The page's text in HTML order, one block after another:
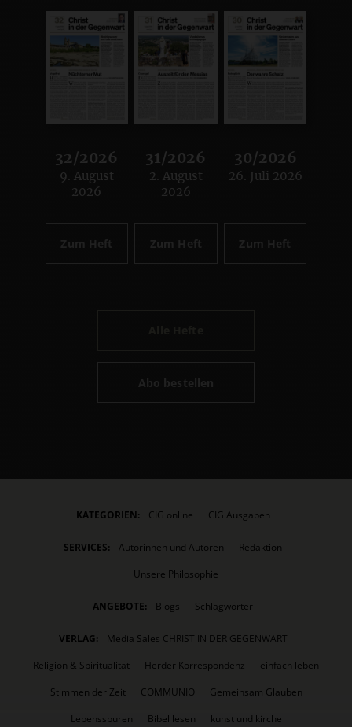
32/2026
:
9. August
2026
Zum Heft
31/2026
:
2. August
2026
Zum Heft
30/2026
:
26. Juli 2026
Zum Heft
Abo bestellen
KATEGORIEN: CIG online CIG Ausgaben
SERVICES: Autorinnen und Autoren
Redaktion
Unsere Philosophie
ANGEBOTE: Blogs Schlagwörter
VERLAG:
Media Sales CHRIST IN DER GEGENWART
Religion & Spiritualität
Herder Korrespondenz
einfach leben
Stimmen der Zeit
COMMUNIO
Gemeinsam Glauben
Lebensspuren
Bibel lesen kunst und kirche